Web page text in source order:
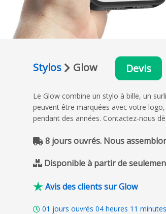
Stylos Glow Devis
Le Glow combine un stylo à bille, un
peuvent être marquées avec votre
pendant des années. Contactez-nous
8 jours ouvrés. Nous
Disponible à partir de
Avis des clients sur Glow
01 jours ouvrés 04 heures 11 minutes